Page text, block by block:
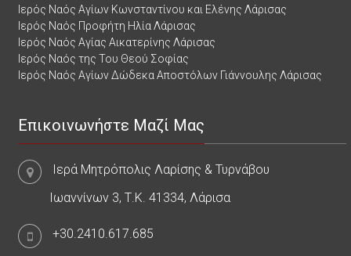
Ιερός Ναός Αγίων Κωνσταντίνου και Ελένης Λάρισας
Ιερός Ναός Προφήτη Ηλία Λάρισας
Ιερός Ναός Αγίας Αικατερίνης Λάρισας
Ιερός Ναός της Του Θεού Σοφίας
Ιερός Ναός Αγίων Δώδεκα Αποστόλων Γιάννουλης Λάρισας
Επικοινωνήστε Μαζί Μας
Ιερά Μητρόπολις Λαρίσης & Τυρνάβου
Ιωαννίνων 3, Τ.Κ. 41334, Λάρισα
+30.2410.617.685